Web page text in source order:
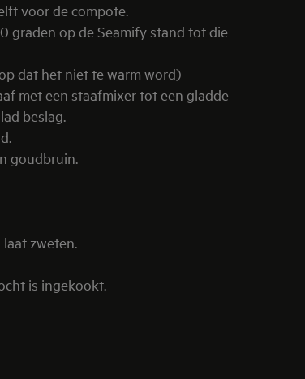
voor de compote.
graden op de Seamify stand tot die
dat het niet te warm word)
met een staafmixer tot een gladde
beslag.
goudbruin.
zweten.
is ingekookt.